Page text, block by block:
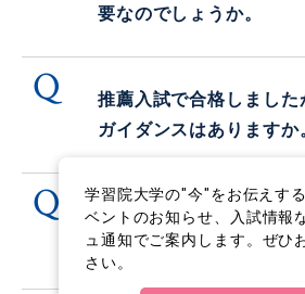
2025年オープンキャンパス日程のお
2025.01.10 入試・入学
大学入学共通テスト当日の事務取扱
ミッションセンター）
要なのでしょうか。
推薦入試で合格しました
ガイダンスはありますか
入学手続書類の書き方に
い場合、どうすればよい
学習院大学の"今"をお伝えす
ベントのお知らせ、入試情報
ュ通知でご案内します。ぜひ
さい。